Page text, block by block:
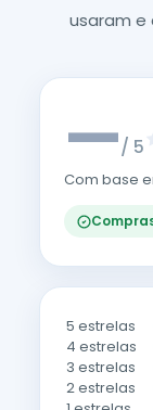
usaram e
—/ 5
Com base
5 estrelas
4 estrelas
3 estrelas
2 estrelas